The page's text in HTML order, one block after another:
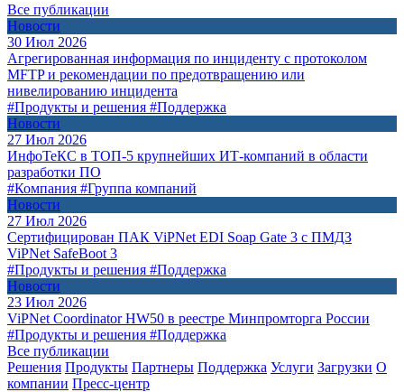
Все публикации
Новости
30 Июл 2026
Агрегированная информация по инциденту с протоколом
MFTP и рекомендации по предотвращению или
нивелированию инцидента
#Продукты и решения #Поддержка
Новости
27 Июл 2026
ИнфоТеКС в ТОП-5 крупнейших ИТ-компаний в области
разработки ПО
#Компания #Группа компаний
Новости
27 Июл 2026
Сертифицирован ПАК ViPNet EDI Soap Gate 3 с ПМДЗ
ViPNet SafeBoot 3
#Продукты и решения #Поддержка
Новости
23 Июл 2026
ViPNet Coordinator HW50 в реестре Минпромторга России
#Продукты и решения #Поддержка
Все публикации
Решения Продукты Партнeры Поддержка Услуги Загрузки О
компании Пресс-центр